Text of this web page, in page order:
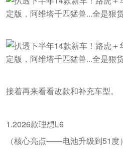
接着再来看看改款和补充车型。
1.2026款理想L6
（核心亮点——电池升级到51度）